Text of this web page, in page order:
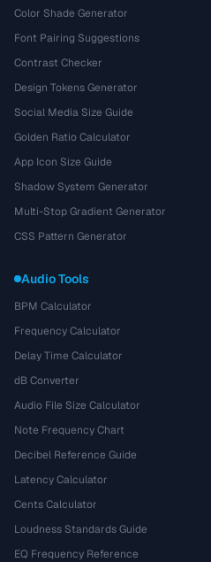
Color Shade Generator
Font Pairing Suggestions
Contrast Checker
Design Tokens Generator
Social Media Size Guide
Golden Ratio Calculator
App Icon Size Guide
Shadow System Generator
Multi-Stop Gradient Generator
CSS Pattern Generator
Audio Tools
BPM Calculator
Frequency Calculator
Delay Time Calculator
dB Converter
Audio File Size Calculator
Note Frequency Chart
Decibel Reference Guide
Latency Calculator
Cents Calculator
Loudness Standards Guide
EQ Frequency Reference